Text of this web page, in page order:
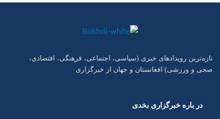
تازه‌ترین رویدادهای خبری (سیاسی، اجتماعی، فرهنگی، اقتصادی،
صحی و ورزشی) افغانستان و جهان از خبرگزاری
در باره خبرگزاری بخدی